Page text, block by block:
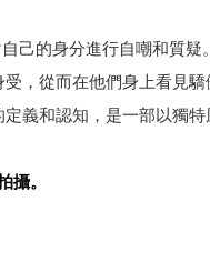
己的身分進行自嘲和質
，從而在他們身上看見
義和認知，是一部以獨
攝。